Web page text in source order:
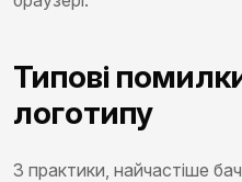
Типові
логотипу
З практики, найчастіше